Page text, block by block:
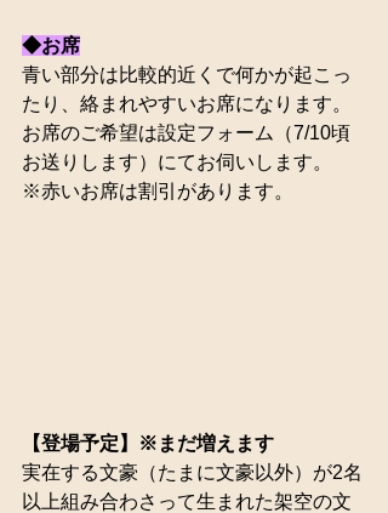
◆お席
青い部分は比較的近くで何かが起こっ
たり、絡まれやすいお席になります。
お席のご希望は設定フォーム（7/10頃
お送りします）にてお伺いします。
※赤いお席は割引があります。
【登場予定】※まだ増えます
実在する文豪（たまに文豪以外）が2名
以上組み合わさって生まれた架空の文